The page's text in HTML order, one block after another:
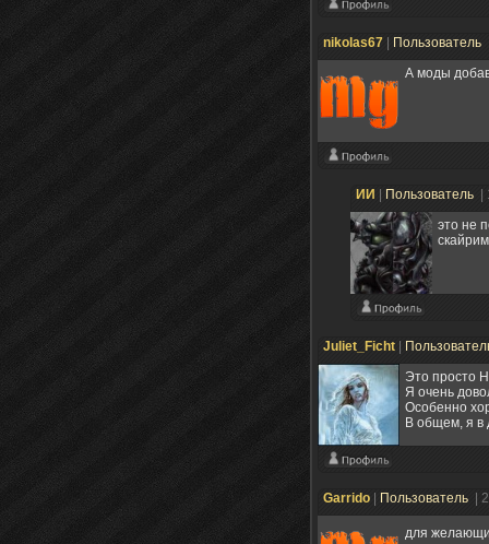
nikolas67 | Пользователь
А моды
ИИ | Пользователь |
это не
скайрим
Juliet_Ficht |
Это просто
Я очень
Особенно
В общем, я в
Garrido | Пользователь |
для